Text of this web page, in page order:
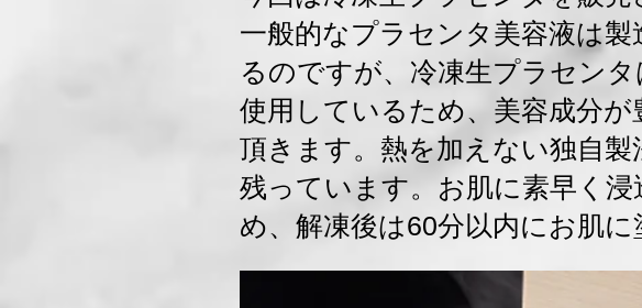
一般的なプラセンタ美容液は
るのですが、冷凍生プラセン
使用しているため、美容成分
頂きます。熱を加えない独自
残っています。お肌に素早く
め、解凍後は60分以内にお肌